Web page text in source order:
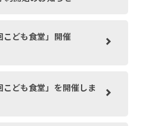
こども食堂」開催
こども食堂」を開催しま